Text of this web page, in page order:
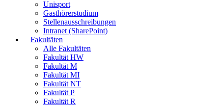
Unisport
Gasthörerstudium
Stellenausschreibungen
Intranet (SharePoint)
Fakultäten
Alle Fakultäten
Fakultät HW
Fakultät M
Fakultät MI
Fakultät NT
Fakultät P
Fakultät R